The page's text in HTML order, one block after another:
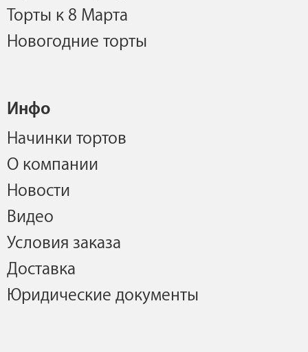
Торты к 8 Марта
Новогодние торты
Инфо
Начинки тортов
О компании
Новости
Видео
Условия заказа
Доставка
Юридические документы